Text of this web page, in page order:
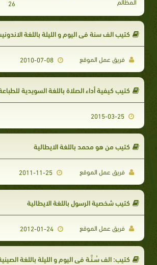
26
كتيب الف سنة في اليوم و الليلة باللغة
فريق عمل الموقع
كتيب كيفية أداء الصلاة باللغة السويدية
كتيب من هو محمد باللغة الايطالية
فريق عمل الموقع
كتيب شخصية الرسول باللغة الايطالية
فريق عمل الموقع
كتيب: الف سُـنَّـة في اليوم و الليلة باللغة الصينية